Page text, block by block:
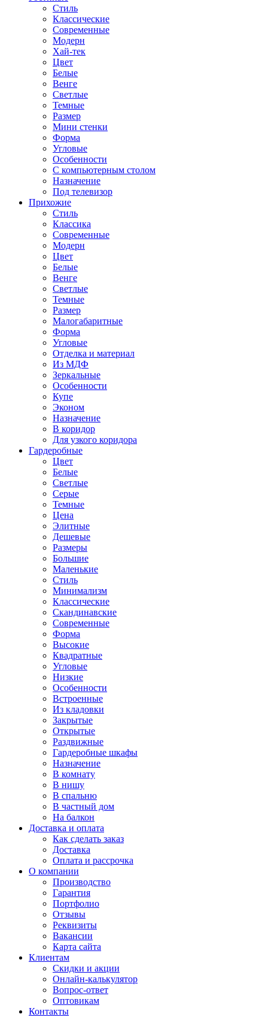
Стиль
Классические
Современные
Модерн
Хай-тек
Цвет
Белые
Венге
Светлые
Темные
Размер
Мини стенки
Форма
Угловые
Особенности
С компьютерным столом
Назначение
Под телевизор
Прихожие
Стиль
Классика
Современные
Модерн
Цвет
Белые
Венге
Светлые
Темные
Размер
Малогабаритные
Форма
Угловые
Отделка и материал
Из МДФ
Зеркальные
Особенности
Купе
Эконом
Назначение
В коридор
Для узкого коридора
Гардеробные
Цвет
Белые
Светлые
Серые
Темные
Цена
Элитные
Дешевые
Размеры
Большие
Маленькие
Стиль
Минимализм
Классические
Скандинавские
Современные
Форма
Высокие
Квадратные
Угловые
Низкие
Особенности
Встроенные
Из кладовки
Закрытые
Открытые
Раздвижные
Гардеробные шкафы
Назначение
В комнату
В нишу
В спальню
В частный дом
На балкон
Доставка и оплата
Как сделать заказ
Доставка
Оплата и рассрочка
О компании
Производство
Гарантия
Портфолио
Отзывы
Реквизиты
Вакансии
Карта сайта
Клиентам
Скидки и акции
Онлайн-калькулятор
Вопрос-ответ
Оптовикам
Контакты